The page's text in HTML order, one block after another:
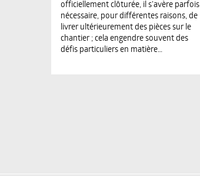
officiellement clôturée, il s’avère parfois
nécessaire, pour différentes raisons, de
livrer ultérieurement des pièces sur le
chantier ; cela engendre souvent des
défis particuliers en matière…